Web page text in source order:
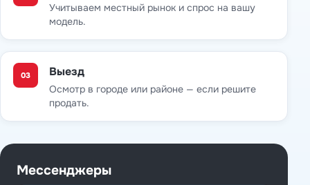
Учитываем местный рынок и спрос на вашу
модель.
03 Выезд
Осмотр в городе или районе — если решите
продать.
Мессенджеры